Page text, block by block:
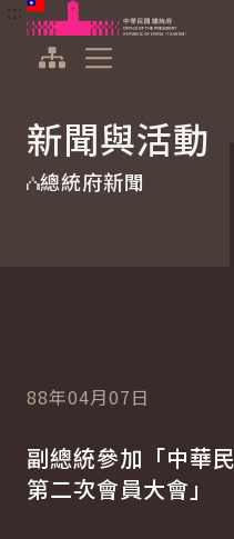
跳到主要內容
中華民國總統府
新聞與活動
總統府新聞
88年04月07日
副總統參加「中華
第二次會員大會」